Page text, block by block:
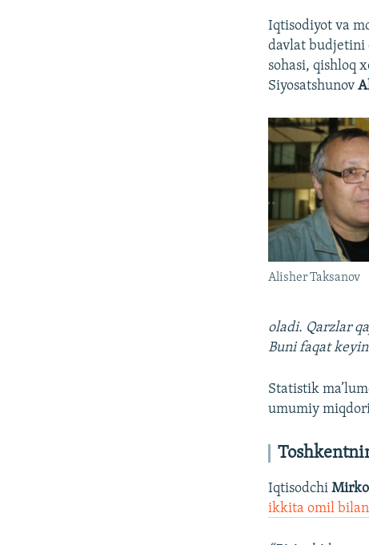
Iqtisodiyot va
davlat budjetini
sohasi, qishloq
Siyosatshunov
Alisher Taksanov
oladi. Qarzlar
Buni faqat
Statistik
umumiy
Iqtisodchi
ikkita omil bilan